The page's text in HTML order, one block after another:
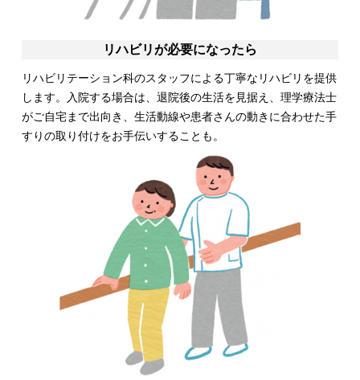
リハビリが必要になったら
リハビリテーション科のスタッフによる丁寧なリハビリを提供
します。入院する場合は、退院後の生活を見据え、理学療法士
がご自宅まで出向き、生活動線や患者さんの動きに合わせた手
すりの取り付けをお手伝いすることも。